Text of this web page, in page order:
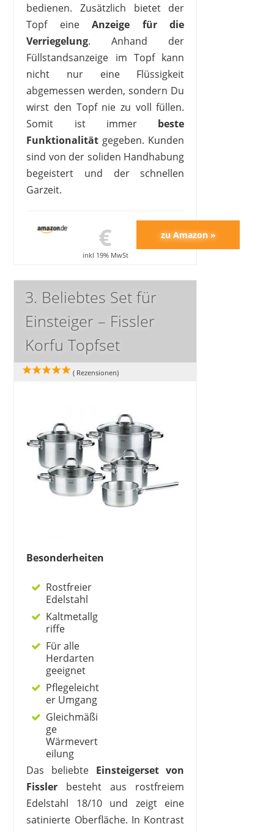
bedienen. Zusätzlich bietet der
Topf eineAnzeige für die
Verriegelung. Anhand der
Füllstandsanzeige im Topf kann
nicht nur eine Flüssigkeit
abgemessen werden, sondern Du
wirst den Topf nie zu voll füllen.
Somit ist immer beste
Funktionalität gegeben. Kunden
sind von der soliden Handhabung
begeistert und der schnellen
Garzeit.
€
inkl 19% MwSt
3. Beliebtes Set für
Einsteiger – Fissler
Korfu Topfset
( Rezensionen)
Besonderheiten
Rostfreier
Edelstahl
Kaltmetallg
riffe
Für alle
Herdarten
geeignet
Pflegeleicht
er Umgang
Gleichmäßi
ge
Wärmevert
eilung
Das beliebte Einsteigerset von
Fissler besteht aus rostfreiem
Edelstahl 18/10 und zeigt eine
satinierte Oberfläche. In Kontrast